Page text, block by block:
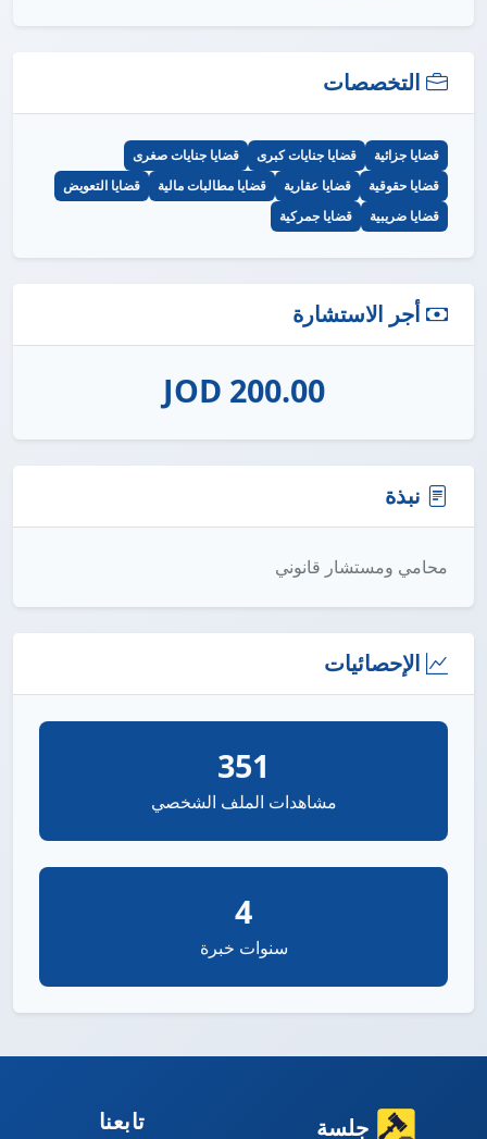
التخصصات
قضايا جزائية قضايا جنايات كبرى
قضايا جنايات صغرى
قضايا حقوقية
قضايا عقارية قضايا مطالبات مالية
قضايا التعويض
قضايا ضريبية
قضايا جمركية
أجر الاستشارة
200.00 JOD
نبذة
محامي ومستشار قانوني
الإحصائيات
351
مشاهدات الملف الشخصي
4
سنوات خبرة
جلسة تابعنا